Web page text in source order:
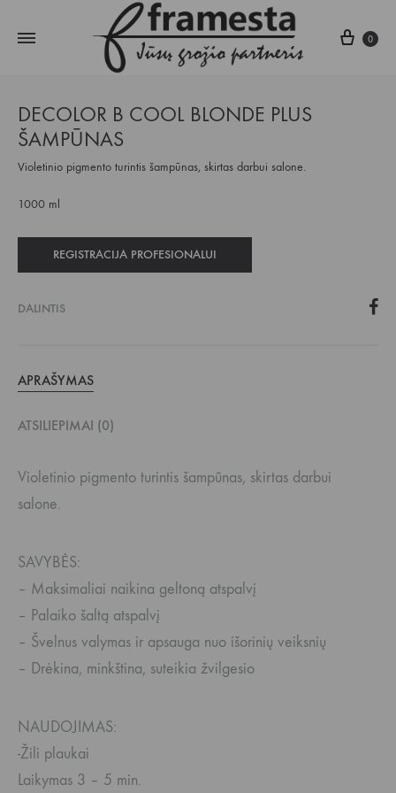
0
DECOLOR B COOL BLONDE PLUS
ŠAMPŪNAS
Violetinio pigmento turintis šampūnas, skirtas darbui salone.
1000 ml
REGISTRACIJA PROFESIONALUI
DALINTIS
APRAŠYMAS
ATSILIEPIMAI (0)
Violetinio pigmento turintis šampūnas, skirtas darbui
salone.
SAVYBĖS:
– Maksimaliai naikina geltoną atspalvį
– Palaiko šaltą atspalvį
– Švelnus valymas ir apsauga nuo išorinių veiksnių
– Drėkina, minkština, suteikia žvilgesio
NAUDOJIMAS:
-Žili plaukai
Laikymas 3 – 5 min.